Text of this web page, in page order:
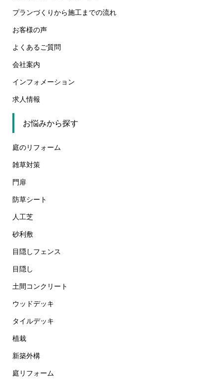
プランづくりから施工までの流れ
お客様の声
よくあるご質問
会社案内
インフォメーション
求人情報
お悩みから探す
庭のリフォーム
雑草対策
門扉
防草シート
人工芝
砂利敷
目隠しフェンス
目隠し
土間コンクリート
ウッドデッキ
タイルデッキ
植栽
新築外構
庭リフォーム